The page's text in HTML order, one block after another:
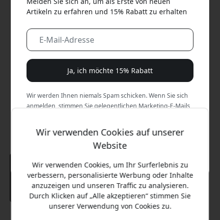
Wir verwenden Cookies auf unserer
Website
Wir verwenden Cookies, um Ihr Surferlebnis zu
verbessern, personalisierte Werbung oder Inhalte
anzuzeigen und unseren Traffic zu analysieren.
Durch Klicken auf „Alle akzeptieren“ stimmen Sie
unserer Verwendung von Cookies zu.
Artikeln zu erfahren und 15% Rabatt zu erhalten
Ja, ich möchte 15% Rabatt
Wir werden Ihnen niemals Spam schicken. Wenn Sie sich
anmelden, stimmen Sie gelegentlichen Marketing-E-Mails,
Nein, ich zahle lieber den vollen Preis.